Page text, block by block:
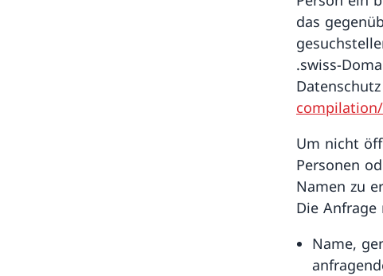
das
.swiss-
Datenschutz
Um nicht
Personen
Namen zu
Die
Name,